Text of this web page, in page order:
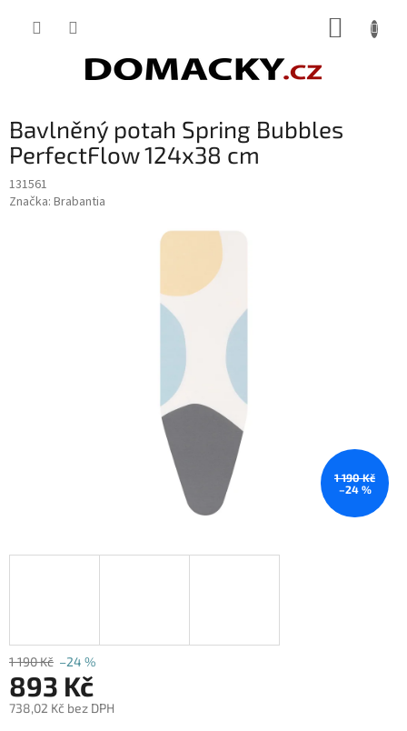
Bavlněný potah Spring Bubbles
PerfectFlow 124x38 cm
131561
Značka: Brabantia
1 190 Kč
–24 %
1 190 Kč –24 %
893 Kč
738,02 Kč bez DPH